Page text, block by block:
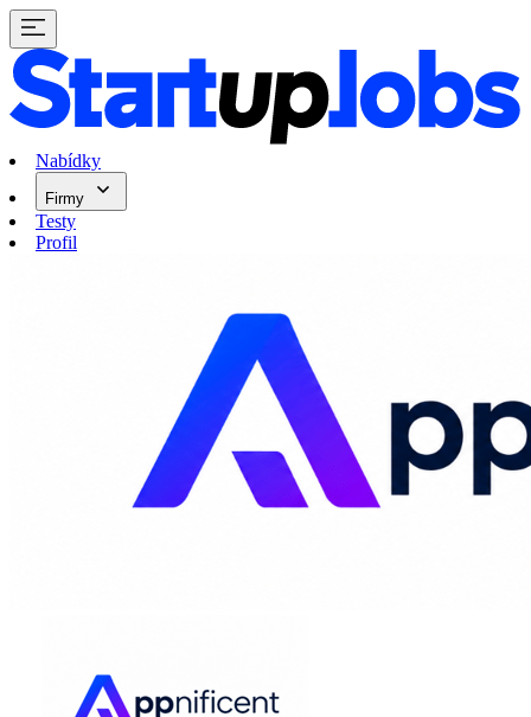
Nabídky
Firmy
Testy
Profil